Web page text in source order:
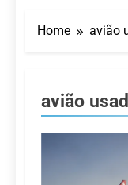
Home avião
avião